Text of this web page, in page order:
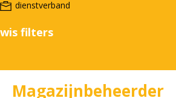
wis filters
Magazijnbeheerder